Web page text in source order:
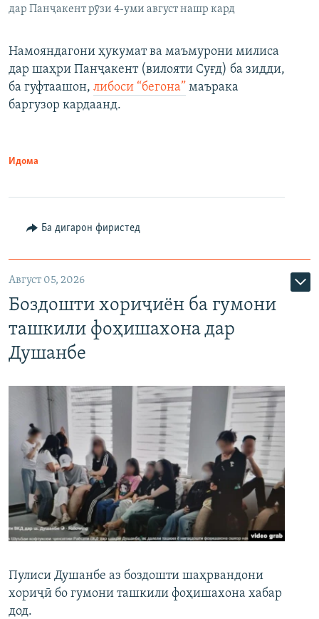
дар Панҷакент рӯзи 4-уми август нашр кард
Намояндагони ҳукумат ва маъмурони милиса
дар шаҳри Панҷакент (вилояти Суғд) ба зидди,
ба гуфтаашон, либоси “бегона” маърака
баргузор кардаанд.
Идома
Ба дигарон фиристед
Август 05, 2026
Боздошти хориҷиён ба гумони
ташкили фоҳишахона дар
Душанбе
Пулиси Душанбе аз боздошти шаҳрвандони
хориҷӣ бо гумони ташкили фоҳишахона хабар
дод.